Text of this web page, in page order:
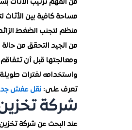
مساحة كافية بين
منظم لتجنب الضغط
من الجيد التحقق من
ومعالجتها قبل أن
واستخدامه لفترات
تعرف على: نقل عفش
شركة
عند البحث عن شركة